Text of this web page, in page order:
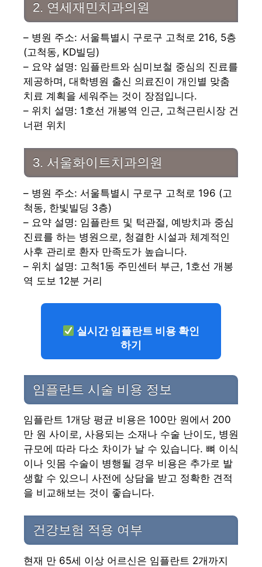
2. 연세재민치과의원
– 병원 주소: 서울특별시 구로구 고척로 216, 5층
(고척동, KD빌딩)
– 요약 설명: 임플란트와 심미보철 중심의 진료를
제공하며, 대학병원 출신 의료진이 개인별 맞춤
치료 계획을 세워주는 것이 장점입니다.
– 위치 설명: 1호선 개봉역 인근, 고척근린시장 건
너편 위치
3. 서울화이트치과의원
– 병원 주소: 서울특별시 구로구 고척로 196 (고
척동, 한빛빌딩 3층)
– 요약 설명: 임플란트 및 턱관절, 예방치과 중심
진료를 하는 병원으로, 청결한 시설과 체계적인
사후 관리로 환자 만족도가 높습니다.
– 위치 설명: 고척1동 주민센터 부근, 1호선 개봉
역 도보 12분 거리
실시간 임플란트 비용 확인
하기
임플란트 시술 비용 정보
임플란트 1개당 평균 비용은 100만 원에서 200
만 원 사이로, 사용되는 소재나 수술 난이도, 병원
규모에 따라 다소 차이가 날 수 있습니다. 뼈 이식
이나 잇몸 수술이 병행될 경우 비용은 추가로 발
생할 수 있으니 사전에 상담을 받고 정확한 견적
을 비교해보는 것이 좋습니다.
건강보험 적용 여부
현재 만 65세 이상 어르신은 임플란트 2개까지